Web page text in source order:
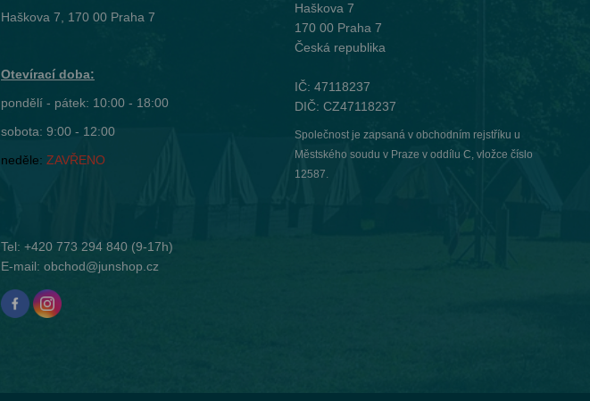
Haškova 7, 170 00 Praha 7
Otevírací doba:
pondělí - pátek: 10:00 - 18:00
sobota: 9:00 - 12:00
neděle: ZAVŘENO
Tel: +420 773 294 840(9-17h)
E-mail: obchod@junshop.cz
Haškova 7
170 00 Praha 7
Česká republika
IČ: 47118237
DIČ: CZ47118237
Společnost je zapsaná v obchodním rejstříku u
Městského soudu v Praze v oddílu C, vložce číslo
12587.